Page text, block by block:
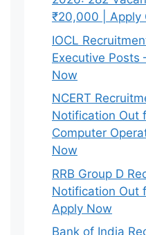
₹20,000 | Apply
IOCL
Executive Posts
Now
NCERT
Notification Out
Computer
Now
RRB Group D
Notification Out
Apply Now
Bank of India